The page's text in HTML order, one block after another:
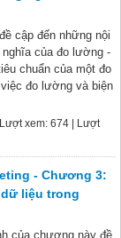
cập đến những nội
của đo lường -
chuẩn của một đo
đo lường và biện
Lượt xem: 674 | Lượt
- Chương 3:
liệu trong
của chương này đề